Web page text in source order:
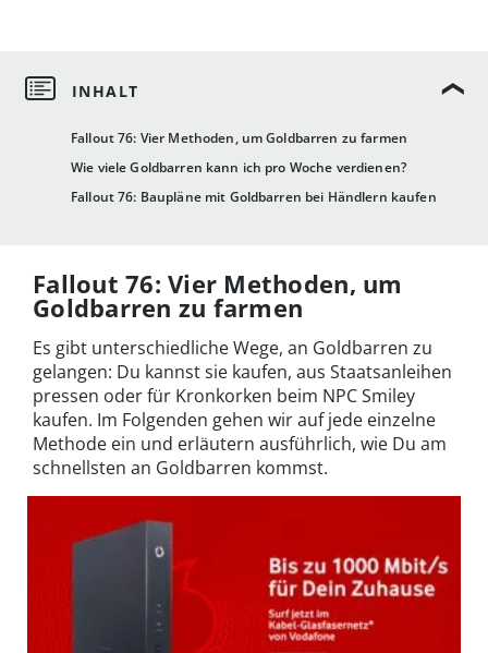
Fallout 76: Vier Methoden, um Goldbarren zu farmen
Wie viele Goldbarren kann ich pro Woche verdienen?
Fallout 76: Baupläne mit Goldbarren bei Händlern kaufen
Fallout 76: Vier Methoden, um
Goldbarren zu farmen
Es gibt unterschiedliche Wege, an Goldbarren zu
gelangen: Du kannst sie kaufen, aus Staatsanleihen
pressen oder für Kronkorken beim NPC Smiley
kaufen. Im Folgenden gehen wir auf jede einzelne
Methode ein und erläutern ausführlich, wie Du am
schnellsten an Goldbarren kommst.